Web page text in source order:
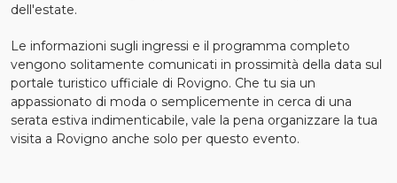
dell'estate.
Le informazioni sugli ingressi e il programma completo
vengono solitamente comunicati in prossimità della data sul
portale turistico ufficiale di Rovigno. Che tu sia un
appassionato di moda o semplicemente in cerca di una
serata estiva indimenticabile, vale la pena organizzare la tua
visita a Rovigno anche solo per questo evento.